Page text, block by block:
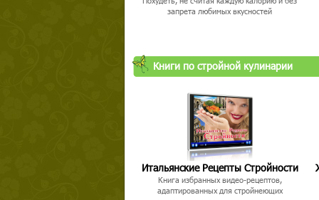
запрета любимых вкусностей
Книги по стройной кулинарии
Итальянские Рецепты Стройности
Книга избранных видео-рецептов,
адаптированных для стройнеющих